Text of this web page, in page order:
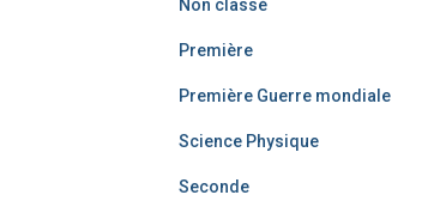
Non classé
Première
Première Guerre mondiale
Science Physique
Seconde